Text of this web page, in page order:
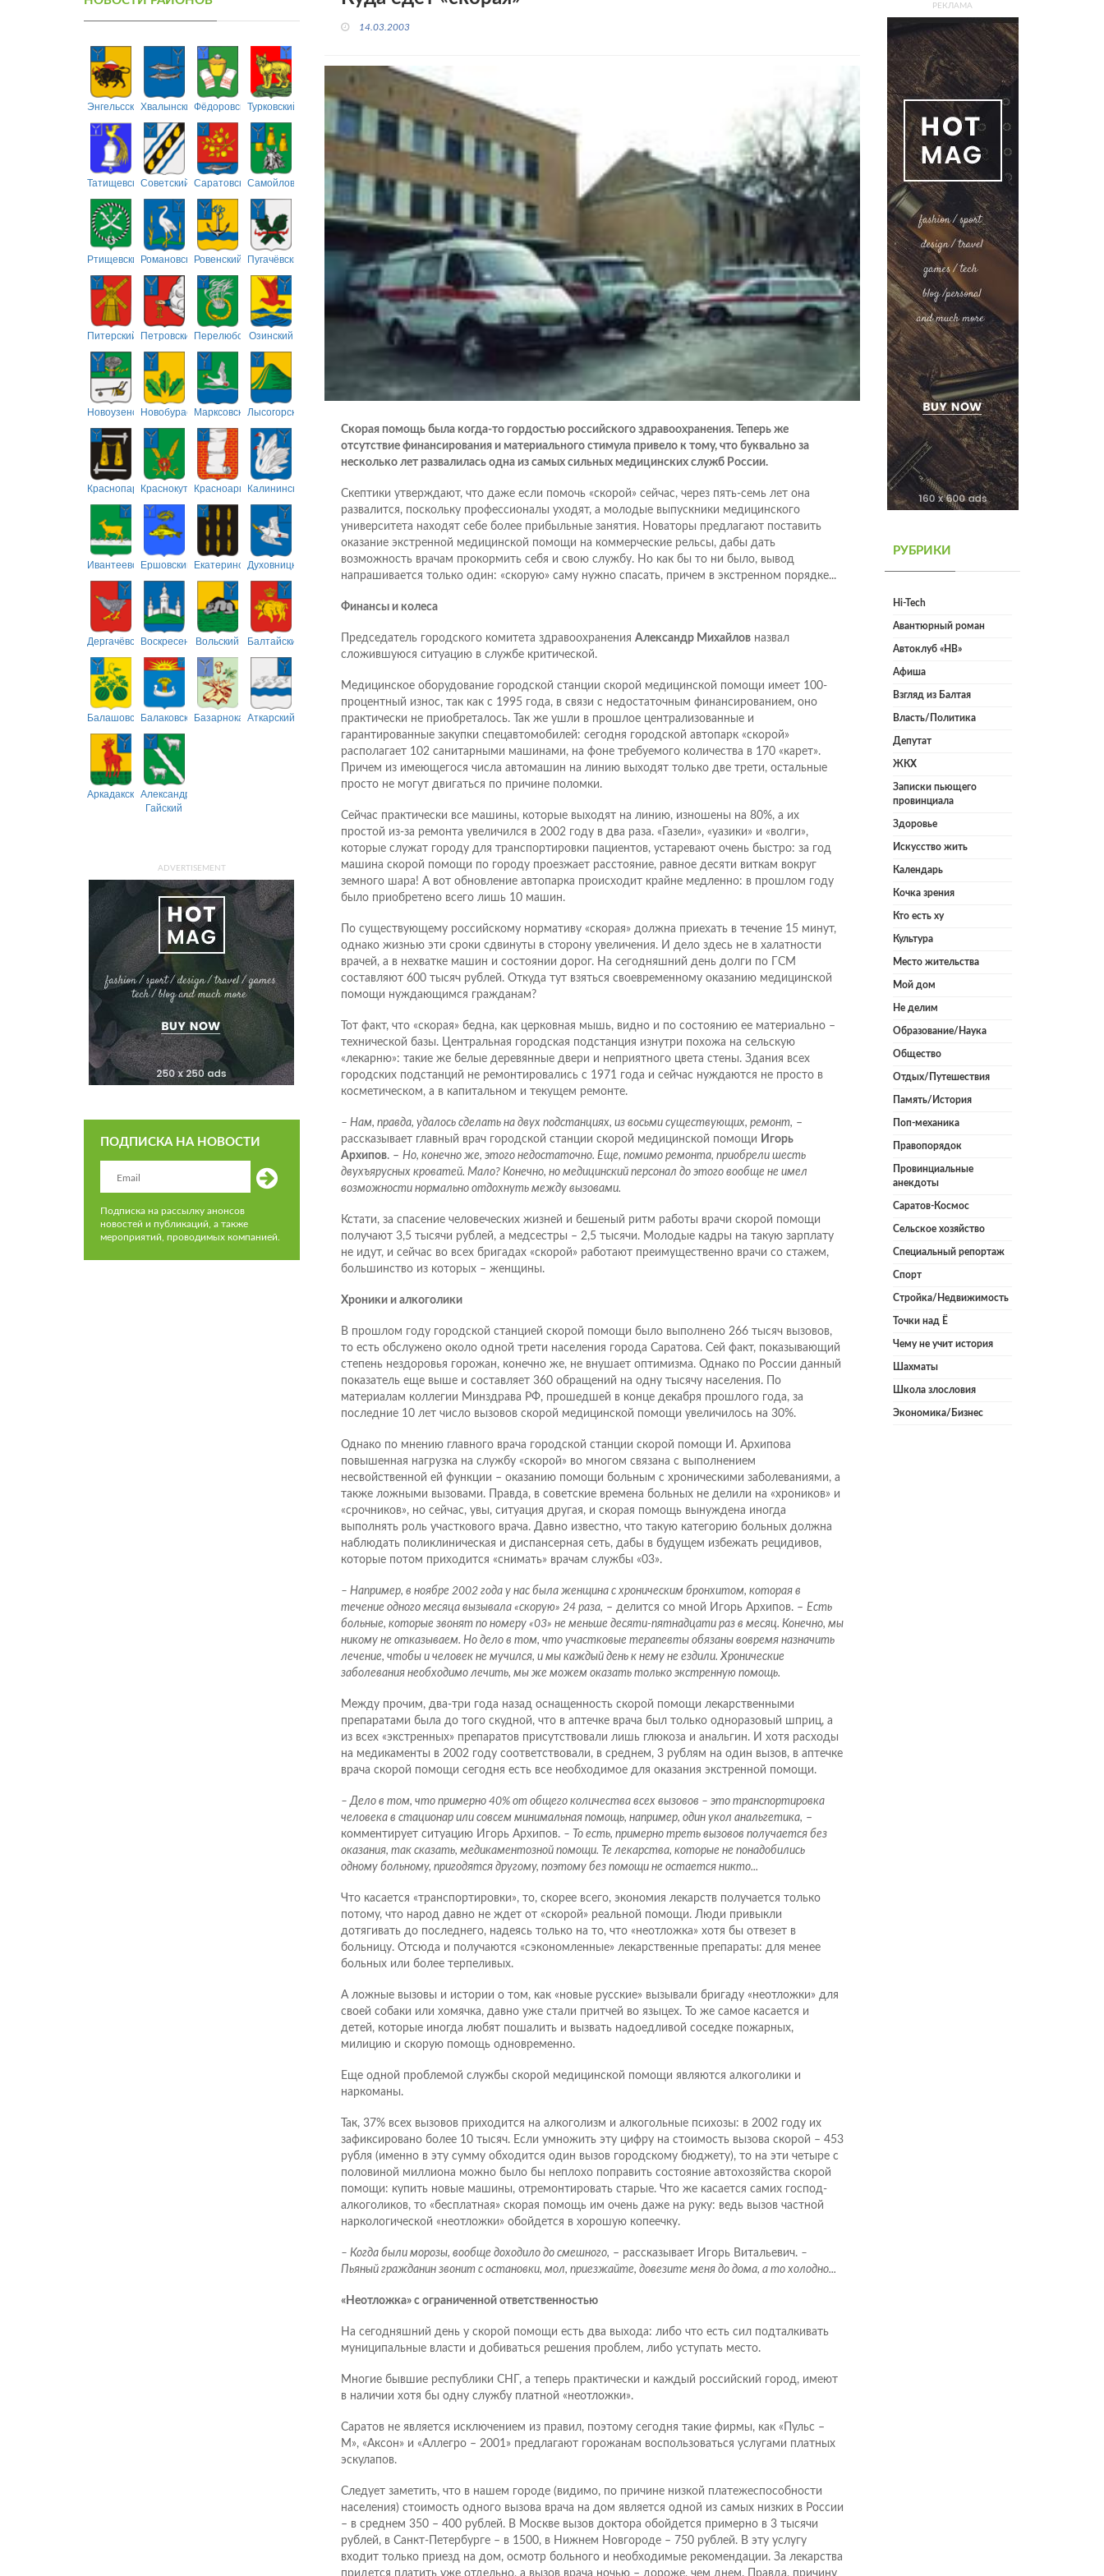
ЭнгельсскийХвалынскийФёдоровскийТурковский
ТатищевскийСоветский СаратовскийСамойловский
РтищевскийРомановскийРовенский Пугачёвский
Питерский ПетровскийПерелюбскийОзинский
НовоузенскийНовобурасскийМарксовскийЛысогорский
Краснопартизанский
КраснокутскийКрасноармейский
Калининский
ИвантеевскийЕршовский ЕкатериновскийДуховницкий
ДергачёвскийВоскресенскийВольский Балтайский
БалашовскийБалаковскийБазарнокарабулакский
Аткарский
АркадакскийАлександрово-
Гайский
ADVERTISEMENT
ПОДПИСКА НА НОВОСТИ
Подписка на рассылку анонсов
новостей и публикаций, а также
мероприятий, проводимых компанией.
14.03.2003
Скорая помощь была когда-то гордостью российского здравоохранения. Теперь же
отсутствие финансирования и материального стимула привело к тому, что буквально за
несколько лет развалилась одна из самых сильных медицинских служб России.
Скептики утверждают, что даже если помочь «скорой» сейчас, через пять-семь лет она
развалится, поскольку профессионалы уходят, а молодые выпускники медицинского
университета находят себе более прибыльные занятия. Новаторы предлагают поставить
оказание экстренной медицинской помощи на коммерческие рельсы, дабы дать
возможность врачам прокормить себя и свою службу. Но как бы то ни было, вывод
напрашивается только один: «скорую» саму нужно спасать, причем в экстренном порядке...
Финансы и колеса
Председатель городского комитета здравоохранения Александр Михайловназвал
сложившуюся ситуацию в службе критической.
Медицинское оборудование городской станции скорой медицинской помощи имеет 100-
процентный износ, так как с 1995 года, в связи с недостаточным финансированием, оно
практически не приобреталось. Так же ушли в прошлое централизованные и
гарантированные закупки спецавтомобилей: сегодня городской автопарк «скорой»
располагает 102 санитарными машинами, на фоне требуемого количества в 170 «карет».
Причем из имеющегося числа автомашин на линию выходят только две трети, остальные
просто не могут двигаться по причине поломки.
Сейчас практически все машины, которые выходят на линию, изношены на 80%, а их
простой из-за ремонта увеличился в 2002 году в два раза. «Газели», «уазики» и «волги»,
которые служат городу для транспортировки пациентов, устаревают очень быстро: за год
машина скорой помощи по городу проезжает расстояние, равное десяти виткам вокруг
земного шара! А вот обновление автопарка происходит крайне медленно: в прошлом году
было приобретено всего лишь 10 машин.
По существующему российскому нормативу «скорая» должна приехать в течение 15 минут,
однако жизнью эти сроки сдвинуты в сторону увеличения. И дело здесь не в халатности
врачей, а в нехватке машин и состоянии дорог. На сегодняшний день долги по ГСМ
составляют 600 тысяч рублей. Откуда тут взяться своевременному оказанию медицинской
помощи нуждающимся гражданам?
Тот факт, что «скорая» бедна, как церковная мышь, видно и по состоянию ее материально –
технической базы. Центральная городская подстанция изнутри похожа на сельскую
«лекарню»: такие же белые деревянные двери и неприятного цвета стены. Здания всех
городских подстанций не ремонтировались с 1971 года и сейчас нуждаются не просто в
косметическом, а в капитальном и текущем ремонте.
– Нам, правда, удалось сделать на двух подстанциях, из восьми существующих, ремонт, –
рассказывает главный врач городской станции скорой медицинской помощи Игорь
Архипов. – Но, конечно же, этого недостаточно. Еще, помимо ремонта, приобрели шесть
двухъярусных кроватей. Мало? Конечно, но медицинский персонал до этого вообще не имел
возможности нормально отдохнуть между вызовами.
Кстати, за спасение человеческих жизней и бешеный ритм работы врачи скорой помощи
получают 3,5 тысячи рублей, а медсестры – 2,5 тысячи. Молодые кадры на такую зарплату
не идут, и сейчас во всех бригадах «скорой» работают преимущественно врачи со стажем,
большинство из которых – женщины.
Хроники и алкоголики
В прошлом году городской станцией скорой помощи было выполнено 266 тысяч вызовов,
то есть обслужено около одной трети населения города Саратова. Сей факт, показывающий
степень нездоровья горожан, конечно же, не внушает оптимизма. Однако по России данный
показатель еще выше и составляет 360 обращений на одну тысячу населения. По
материалам коллегии Минздрава РФ, прошедшей в конце декабря прошлого года, за
последние 10 лет число вызовов скорой медицинской помощи увеличилось на 30%.
Однако по мнению главного врача городской станции скорой помощи И. Архипова
повышенная нагрузка на службу «скорой» во многом связана с выполнением
несвойственной ей функции – оказанию помощи больным с хроническими заболеваниями, а
также ложными вызовами. Правда, в советские времена больных не делили на «хроников» и
«срочников», но сейчас, увы, ситуация другая, и скорая помощь вынуждена иногда
выполнять роль участкового врача. Давно известно, что такую категорию больных должна
наблюдать поликлиническая и диспансерная сеть, дабы в будущем избежать рецидивов,
которые потом приходится «снимать» врачам службы «03».
– Например, в ноябре 2002 года у нас была женщина с хроническим бронхитом, которая в
течение одного месяца вызывала «скорую» 24 раза, – делится со мной Игорь Архипов. – Есть
больные, которые звонят по номеру «03» не меньше десяти-пятнадцати раз в месяц. Конечно, мы
никому не отказываем. Но дело в том, что участковые терапевты обязаны вовремя назначить
лечение, чтобы и человек не мучился, и мы каждый день к нему не ездили. Хронические
заболевания необходимо лечить, мы же можем оказать только экстренную помощь.
Между прочим, два-три года назад оснащенность скорой помощи лекарственными
препаратами была до того скудной, что в аптечке врача был только одноразовый шприц, а
из всех «экстренных» препаратов присутствовали лишь глюкоза и анальгин. И хотя расходы
на медикаменты в 2002 году соответствовали, в среднем, 3 рублям на один вызов, в аптечке
врача скорой помощи сегодня есть все необходимое для оказания экстренной помощи.
– Дело в том, что примерно 40% от общего количества всех вызовов – это транспортировка
человека в стационар или совсем минимальная помощь, например, один укол анальгетика, –
комментирует ситуацию Игорь Архипов. – То есть, примерно треть вызовов получается без
оказания, так сказать, медикаментозной помощи. Те лекарства, которые не понадобились
одному больному, пригодятся другому, поэтому без помощи не остается никто...
Что касается «транспортировки», то, скорее всего, экономия лекарств получается только
потому, что народ давно не ждет от «скорой» реальной помощи. Люди привыкли
дотягивать до последнего, надеясь только на то, что «неотложка» хотя бы отвезет в
больницу. Отсюда и получаются «сэкономленные» лекарственные препараты: для менее
больных или более терпеливых.
А ложные вызовы и истории о том, как «новые русские» вызывали бригаду «неотложки» для
своей собаки или хомячка, давно уже стали притчей во языцех. То же самое касается и
детей, которые иногда любят пошалить и вызвать надоедливой соседке пожарных,
милицию и скорую помощь одновременно.
Еще одной проблемой службы скорой медицинской помощи являются алкоголики и
наркоманы.
Так, 37% всех вызовов приходится на алкоголизм и алкогольные психозы: в 2002 году их
зафиксировано более 10 тысяч. Если умножить эту цифру на стоимость вызова скорой – 453
рубля (именно в эту сумму обходится один вызов городскому бюджету), то на эти четыре с
половиной миллиона можно было бы неплохо поправить состояние автохозяйства скорой
помощи: купить новые машины, отремонтировать старые. Что же касается самих господ-
алкоголиков, то «бесплатная» скорая помощь им очень даже на руку: ведь вызов частной
наркологической «неотложки» обойдется в хорошую копеечку.
– Когда были морозы, вообще доходило до смешного, – рассказывает Игорь Витальевич. –
Пьяный гражданин звонит с остановки, мол, приезжайте, довезите меня до дома, а то холодно...
«Неотложка» с ограниченной ответственностью
На сегодняшний день у скорой помощи есть два выхода: либо что есть сил подталкивать
муниципальные власти и добиваться решения проблем, либо уступать место.
Многие бывшие республики СНГ, а теперь практически и каждый российский город, имеют
в наличии хотя бы одну службу платной «неотложки».
Саратов не является исключением из правил, поэтому сегодня такие фирмы, как «Пульс –
М», «Аксон» и «Аллегро – 2001» предлагают горожанам воспользоваться услугами платных
эскулапов.
Следует заметить, что в нашем городе (видимо, по причине низкой платежеспособности
населения) стоимость одного вызова врача на дом является одной из самых низких в России
– в среднем 350 – 400 рублей. В Москве вызов доктора обойдется примерно в 3 тысячи
рублей, в Санкт-Петербурге – в 1500, в Нижнем Новгороде – 750 рублей. В эту услугу
входит только приезд на дом, осмотр больного и необходимые рекомендации. За лекарства
придется платить уже отдельно, а вызов врача ночью – дороже, чем днем. Правда, причину
РЕКЛАМА
РУБРИКИ
Hi-Tech
Авантюрный роман
Автоклуб «НВ»
Афиша
Взгляд из Балтая
Власть/Политика
Депутат
ЖКХ
Записки пьющего
провинциала
Здоровье
Искусство жить
Календарь
Кочка зрения
Кто есть ху
Культура
Место жительства
Мой дом
Не делим
Образование/Наука
Общество
Отдых/Путешествия
Память/История
Поп-механика
Правопорядок
Провинциальные
анекдоты
Саратов-Космос
Сельское хозяйство
Специальный репортаж
Спорт
Стройка/Недвижимость
Точки над Ё
Чему не учит история
Шахматы
Школа злословия
Экономика/Бизнес